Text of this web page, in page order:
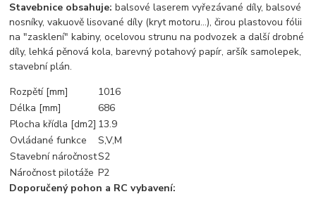
Stavebnice obsahuje: balsové laserem vyřezávané díly, balsové
nosníky, vakuově lisované díly (kryt motoru...), čirou plastovou fólii
na "zasklení" kabiny, ocelovou strunu na podvozek a další drobné
díly, lehká pěnová kola, barevný potahový papír, aršík samolepek,
stavební plán.
Rozpětí [mm]
1016
Délka [mm]
686
Plocha křídla [dm2] 13.9
Ovládané funkce
S,V,M
Stavební náročnostS2
Náročnost pilotáže P2
Doporučený pohon a RC vybavení: